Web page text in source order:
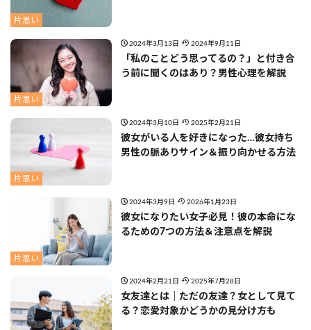
片思い
片思い
2024年3月13日 2024年9月11日
「私のことどう思ってるの？」と付き合
う前に聞くのはあり？男性心理を解説
片思い
2024年3月10日 2025年2月21日
彼女がいる人を好きになった…彼女持ち
男性の脈ありサイン＆振り向かせる方法
片思い
2024年3月9日 2026年1月23日
彼女になりたい女子必見！彼の本命にな
るための7つの方法＆注意点を解説
2024年2月21日 2025年7月28日
女友達とは｜ただの友達？女として見て
る？恋愛対象かどうかの見分け方も